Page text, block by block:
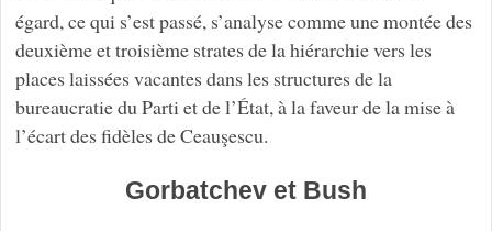
égard, ce qui s’est passé, s’analyse comme une montée des
deuxième et troisième strates de la hiérarchie vers les
places laissées vacantes dans les structures de la
bureaucratie du Parti et de l’État, à la faveur de la mise à
l’écart des fidèles de Ceauşescu.
Gorbatchev et Bush